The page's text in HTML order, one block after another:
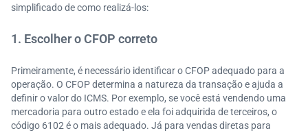
simplificado de como realizá-los:
1. Escolher o CFOP correto
Primeiramente, é necessário identificar o CFOP adequado para a
operação. O CFOP determina a natureza da transação e ajuda a
definir o valor do ICMS. Por exemplo, se você está vendendo uma
mercadoria para outro estado e ela foi adquirida de terceiros, o
código 6102 é o mais adequado. Já para vendas diretas para